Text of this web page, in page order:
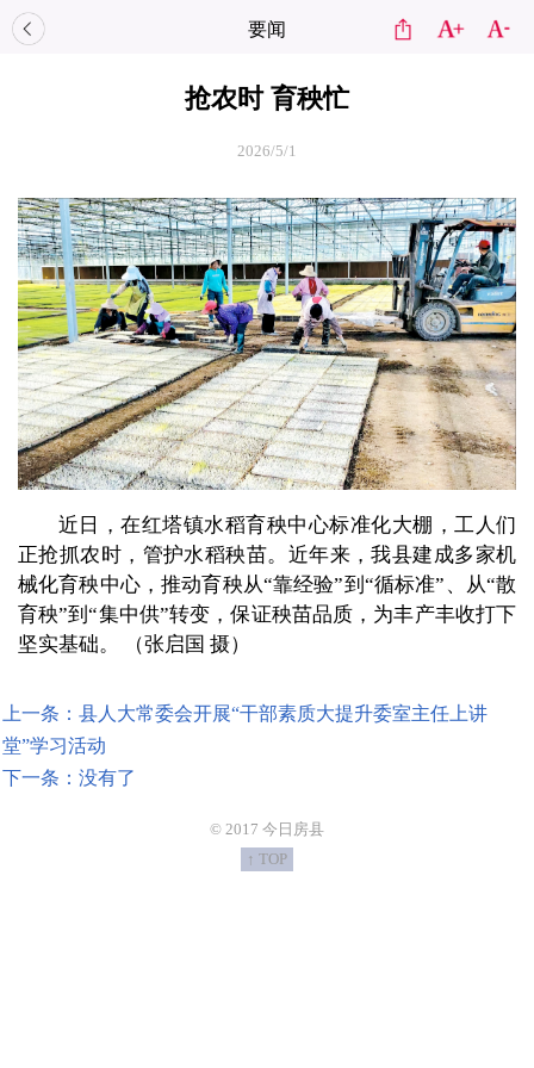
要闻
抢农时 育秧忙
2026/5/1
近日，在红塔镇水稻育秧中心标准化大棚，工人们
正抢抓农时，管护水稻秧苗。近年来，我县建成多家机
械化育秧中心，推动育秧从“靠经验”到“循标准”、从“散
育秧”到“集中供”转变，保证秧苗品质，为丰产丰收打下
坚实基础。 （张启国 摄）
上一条：县人大常委会开展“干部素质大提升委室主任上讲
堂”学习活动
下一条：没有了
© 2017 今日房县
↑ TOP